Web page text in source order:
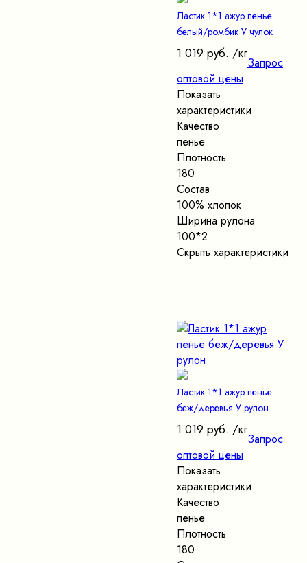
Ластик 1*1 ажур пенье
белый/ромбик У чулок
1 019 руб. /кг
Запрос
оптовой цены
Показать
характеристики
Качество
пенье
Плотность
180
Состав
100% хлопок
Ширина рулона
100*2
Скрыть характеристики
Ластик 1*1 ажур пенье
беж/деревья У рулон
1 019 руб. /кг
Запрос
оптовой цены
Показать
характеристики
Качество
пенье
Плотность
180